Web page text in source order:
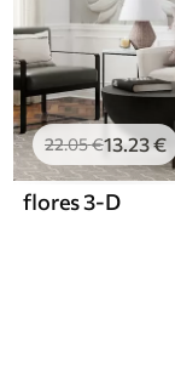
22.05€13.23€
flores 3-D